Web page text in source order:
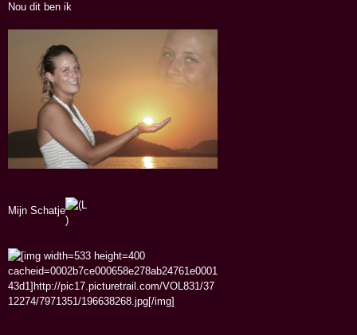
Nou dit ben ik
Mijn Schatje